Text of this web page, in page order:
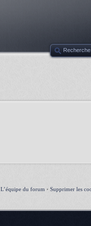
L’équipe du forum • Supprimer les